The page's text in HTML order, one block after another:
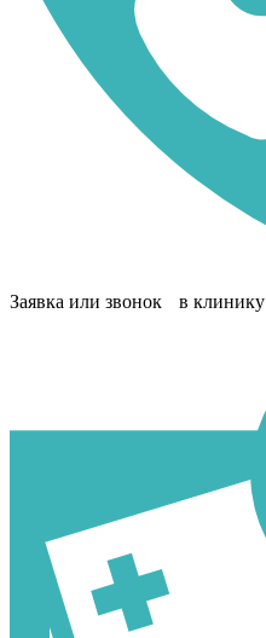
Заявка или звонок в клинику